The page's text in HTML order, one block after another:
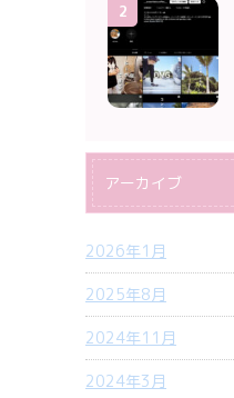
2
アーカイブ
2026年1月
2025年8月
2024年11月
2024年3月